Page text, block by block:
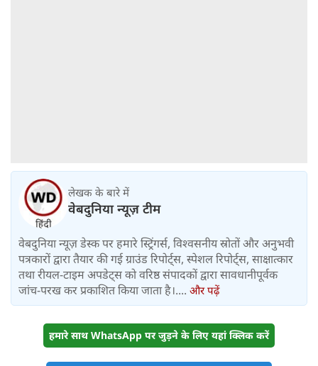
लेखक के बारे में
वेबदुनिया न्यूज़ टीम
वेबदुनिया न्यूज़ डेस्क पर हमारे स्ट्रिंगर्स, विश्वसनीय स्रोतों और अनुभवी
पत्रकारों द्वारा तैयार की गई ग्राउंड रिपोर्ट्स, स्पेशल रिपोर्ट्स, साक्षात्कार
तथा रीयल-टाइम अपडेट्स को वरिष्ठ संपादकों द्वारा सावधानीपूर्वक
जांच-परख कर प्रकाशित किया जाता है।.... और पढ़ें
हमारे साथ WhatsApp पर जुड़ने के लिए यहां क्लिक करें